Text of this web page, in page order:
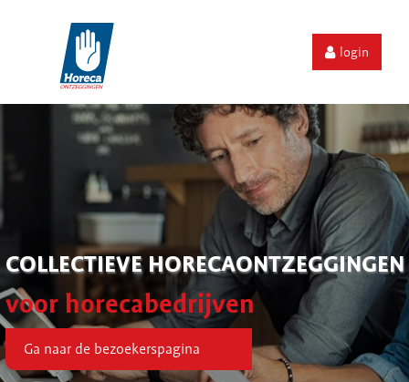
login
COLLECTIEVE HORECAONTZEGGINGEN
voor horecabedrijven
Ga naar de bezoekerspagina